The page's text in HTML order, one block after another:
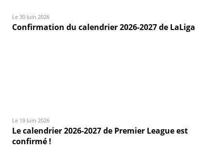
Le 30 Juin 2026
Confirmation du calendrier 2026-2027 de LaLiga
Le 19 Juin 2026
Le calendrier 2026-2027 de Premier League est
confirmé !